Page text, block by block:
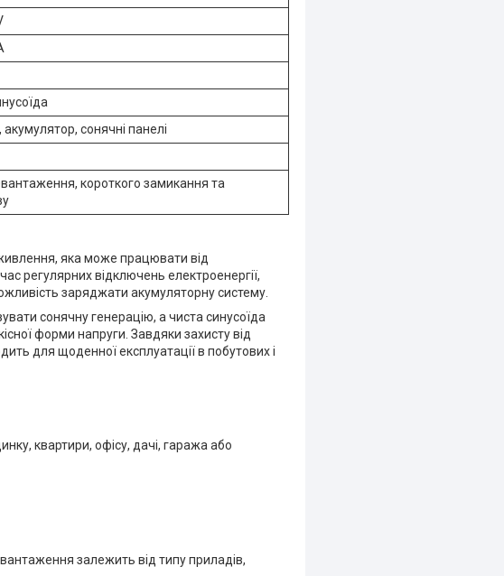
сонячні панелі
короткого замикання та
яка може працювати від
регулярних відключень електроенергії,
заряджати акумуляторну систему.
сонячну генерацію, а чиста синусоїда
форми напруги. Завдяки захисту від
для щоденної експлуатації в побутових і
квартири, офісу, дачі, гаража або
залежить від типу приладів,